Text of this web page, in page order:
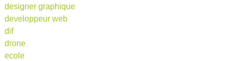
designer graphique
developpeur web
dif
drone
ecole